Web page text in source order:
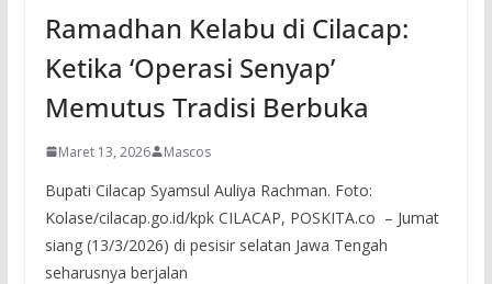
Ramadhan Kelabu di Cilacap:
Ketika ‘Operasi Senyap’
Memutus Tradisi Berbuka
Maret 13, 2026 Mascos
Bupati Cilacap Syamsul Auliya Rachman. Foto:
Kolase/cilacap.go.id/kpk CILACAP, POSKITA.co – Jumat
siang (13/3/2026) di pesisir selatan Jawa Tengah
seharusnya berjalan